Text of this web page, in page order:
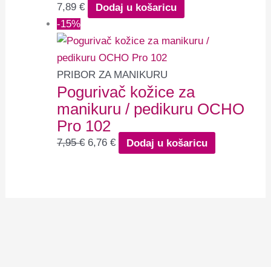
7,89€
Dodaj u košaricu
-15%
PRIBOR ZA MANIKURU
Pogurivač kožice za
manikuru / pedikuru OCHO
Pro 102
7,95€ 6,76€ Dodaj u košaricu